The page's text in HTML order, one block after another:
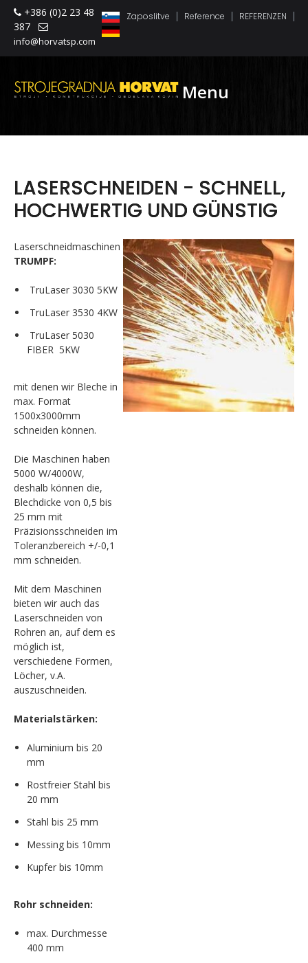
+386 (0)2 23 48
387
info@horvatsp.com
Zaposlitve Reference REFERENZEN
Menu
LASERSCHNEIDEN - SCHNELL,
HOCHWERTIG UND GÜNSTIG
Laserschneidmaschinen
TRUMPF:
TruLaser 3030 5KW
TruLaser 3530 4KW
TruLaser 5030
FIBER 5KW
mit denen wir Bleche in
max. Format
1500x3000mm
schneiden können.
Die Maschinen haben
5000 W/4000W,
deshalb können die,
Blechdicke von 0,5 bis
25 mm mit
Präzisionsschneiden im
Toleranzbereich +/-0,1
mm schneiden.
Mit dem Maschinen
bieten wir auch das
Laserschneiden von
Rohren an, auf dem es
möglich ist,
verschiedene Formen,
Löcher, v.A.
auszuschneiden.
Materialstärken:
Aluminium bis 20
mm
Rostfreier Stahl bis
20 mm
Stahl bis 25 mm
Messing bis 10mm
Kupfer bis 10mm
Rohr schneiden:
max. Durchmesse
400 mm